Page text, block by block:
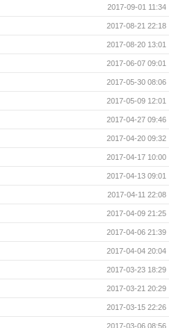
2017-09-01 11:34
2017-08-21 22:18
2017-08-20 13:01
2017-06-07 09:01
2017-05-30 08:06
2017-05-09 12:01
2017-04-27 09:46
2017-04-20 09:32
2017-04-17 10:00
2017-04-13 09:01
2017-04-11 22:08
2017-04-09 21:25
2017-04-06 21:39
2017-04-04 20:04
2017-03-23 18:29
2017-03-21 20:29
2017-03-15 22:26
2017-03-06 08:56